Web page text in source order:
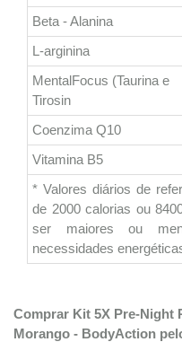
Beta - Alanina
L-arginina
MentalFocus (Taurina e
Tirosin
Coenzima Q10
Vitamina B5
* Valores diários de
de 2000 calorias ou
ser maiores ou
necessidades
Comprar Kit 5X Pre-Night
Morango - BodyAction